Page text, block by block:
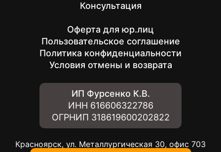
Консультация
Оферта для юр.лиц
Пользовательское соглашение
Политика конфиденциальности
Условия отмены и возврата
ИП Фурсенко К.В.
ИНН 616606322786
ОГРНИП 318619600202822
Красноярск, ул. Металлургическая 30, офис 703